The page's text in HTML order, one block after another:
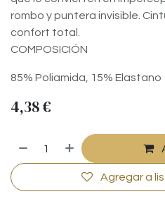
rombo y puntera invisible.
confort total.
COMPOSICIÓN
85% Poliamida, 15% Elastano
4,38€
Agregar a